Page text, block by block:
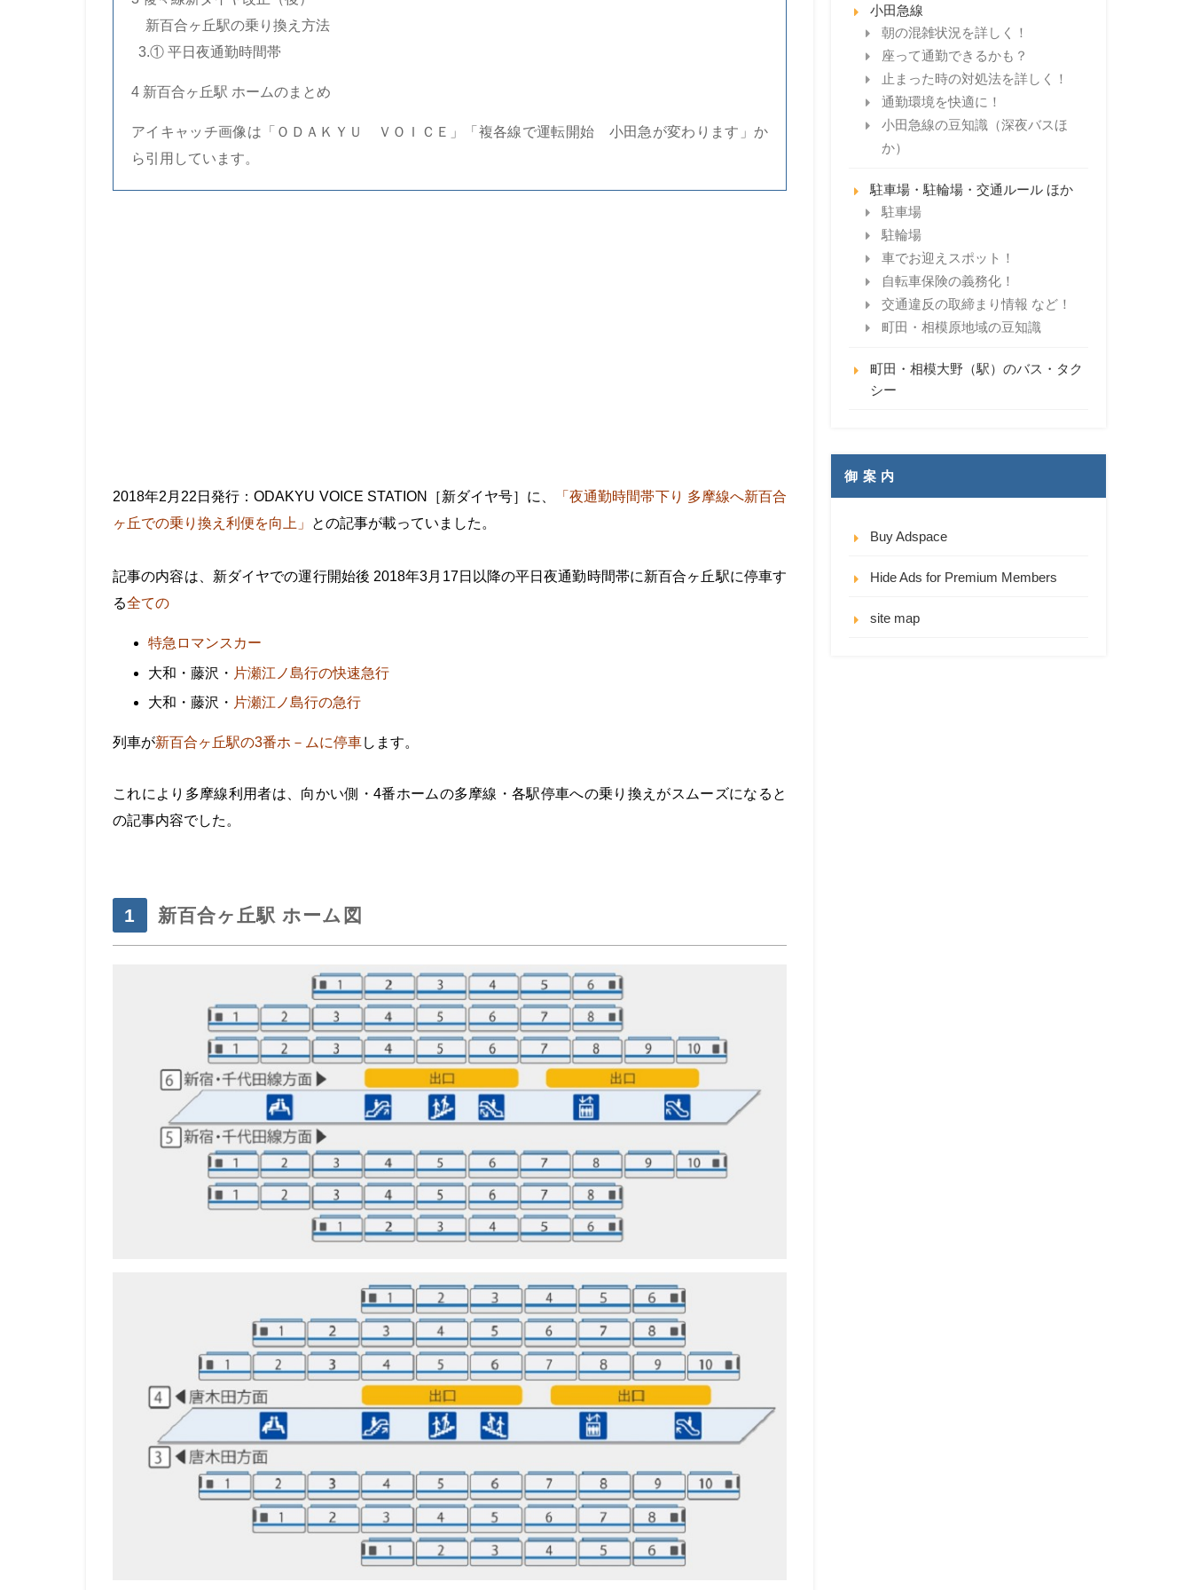
新百合ヶ丘駅の乗り換え方法
3.① 平日夜通勤時間帯
4 新百合ヶ丘駅 ホームのまとめ
アイキャッチ画像は「ＯＤＡＫＹＵ ＶＯＩＣＥ」「複各線で運転開始 小田急が変わります」か
ら引用しています。
2018年2月22日発行：ODAKYU VOICE STATION［新ダイヤ号］に、
「夜通勤時間帯下り 多摩線へ新百合
ヶ丘での乗り換え利便を向上」
との記事が載っていました。
記事の内容は、新ダイヤでの運行開始後 2018年3月17日以降の平日夜通勤時間帯に新百合ヶ丘駅に停車す
る全ての
特急ロマンスカー
大和・藤沢・ 片瀬江ノ島行の快速急行
大和・藤沢・ 片瀬江ノ島行の急行
列車が新百合ヶ丘駅の3番ホ－ムに停車します。
これにより多摩線利用者は、向かい側・ 4番ホームの多摩線・各駅停車への乗り換えがスムーズになると
の記事内容でした。
新百合ヶ丘駅 ホーム図
小田急線
朝の混雑状況を詳しく！
座って通勤できるかも？
止まった時の対処法を詳しく！
通勤環境を快適に！
小田急線の豆知識（深夜バスほ
か）
駐車場・駐輪場・交通ルール ほか
駐車場
駐輪場
車でお迎えスポット！
自転車保険の義務化！
交通違反の取締まり情報 など！
町田・相模原地域の豆知識
町田・相模大野（駅）のバス・タク
シー
御 案 内
Buy Adspace
Hide Ads for Premium Members
site map